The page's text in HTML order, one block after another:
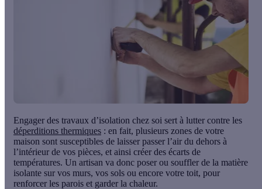
Engager des travaux d’isolation chez soi sert à lutter contre les
déperditions thermiques : en fait, plusieurs zones de votre
maison sont susceptibles de laisser passer l’air du dehors à
l’intérieur de vos pièces, et ainsi créer des écarts de
températures. Un artisan va donc poser ou souffler de la matière
isolante sur vos murs, vos sols ou encore votre toit, pour
renforcer les parois et garder la chaleur.